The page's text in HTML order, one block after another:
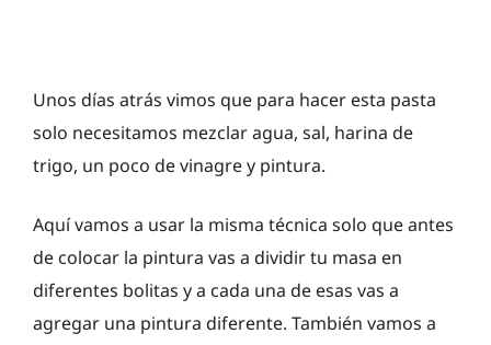
Unos días atrás vimos que para hacer esta pasta
solo necesitamos mezclar agua, sal, harina de
trigo, un poco de vinagre y pintura.
Aquí vamos a usar la misma técnica solo que antes
de colocar la pintura vas a dividir tu masa en
diferentes bolitas y a cada una de esas vas a
agregar una pintura diferente. También vamos a